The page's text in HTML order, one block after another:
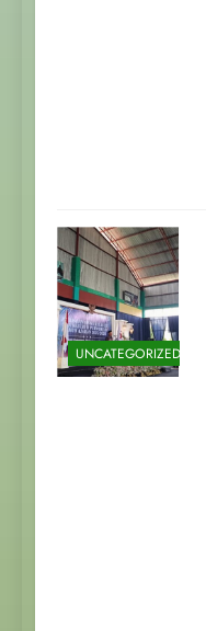
UNCATEGORIZED